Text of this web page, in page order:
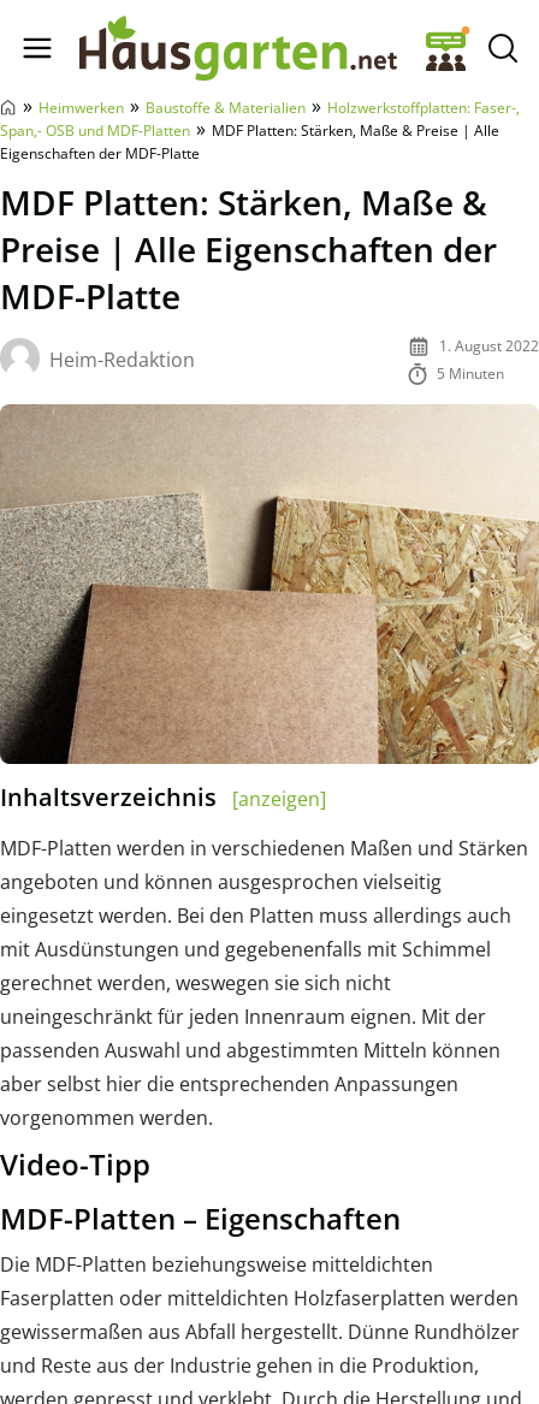
Hausgarten.net
» Heimwerken » Baustoffe & Materialien » Holzwerkstoffplatten: Faser-,
Span,- OSB und MDF-Platten » MDF Platten: Stärken, Maße & Preise | Alle
Eigenschaften der MDF-Platte
MDF Platten: Stärken, Maße &
Preise | Alle Eigenschaften der
MDF-Platte
Heim-Redaktion
1. August 2022
5 Minuten
Inhaltsverzeichnis
[anzeigen]
MDF-Platten werden in verschiedenen Maßen und Stärken
angeboten und können ausgesprochen vielseitig
eingesetzt werden. Bei den Platten muss allerdings auch
mit Ausdünstungen und gegebenenfalls mit Schimmel
gerechnet werden, weswegen sie sich nicht
uneingeschränkt für jeden Innenraum eignen. Mit der
passenden Auswahl und abgestimmten Mitteln können
aber selbst hier die entsprechenden Anpassungen
vorgenommen werden.
Video-Tipp
MDF-Platten – Eigenschaften
Die MDF-Platten beziehungsweise mitteldichten
Faserplatten oder mitteldichten Holzfaserplatten werden
gewissermaßen aus Abfall hergestellt. Dünne Rundhölzer
und Reste aus der Industrie gehen in die Produktion,